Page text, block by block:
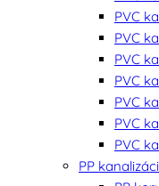
PVC
PVC
PVC
PVC
PVC
PVC
PVC
PP